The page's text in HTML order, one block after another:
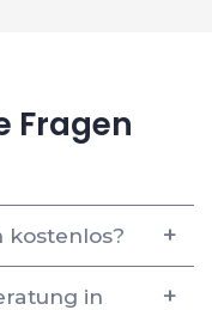
Fragen
kostenlos?
in